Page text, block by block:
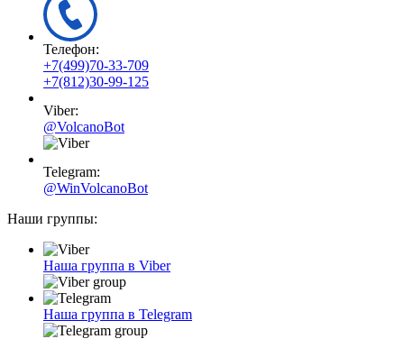
Телефон:
+7(499)70-33-709
+7(812)30-99-125
Viber:
@VolcanoBot
Telegram:
@WinVolcanoBot
Наши группы:
Наша группа в Viber
Наша группа в Telegram